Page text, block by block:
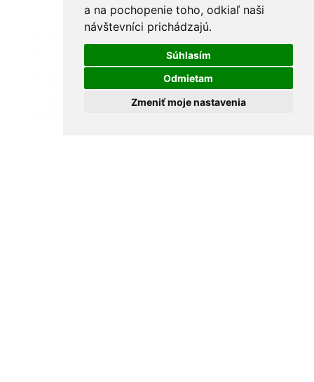
a na pochopenie toho, odkiaľ naši
návštevníci prichádzajú.
Súhlasím
Odmietam
Zmeniť moje nastavenia